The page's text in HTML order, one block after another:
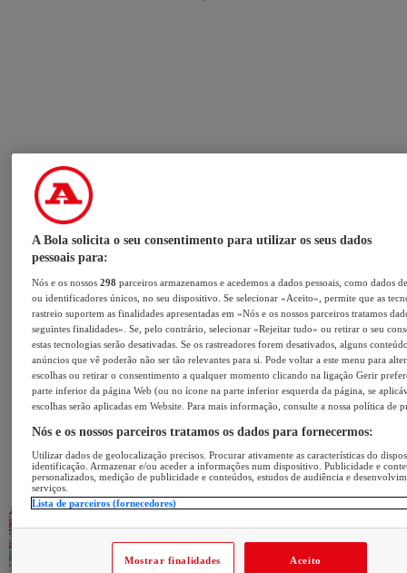
A Bola solicita o seu consentimento para utilizar os seus dados
pessoais para:
Nós e os nossos298 parceiros armazenamos e acedemos a dados pessoais, como dados
ou identificadores únicos, no seu dispositivo. Se selecionar «Aceito», permite que as
rastreio suportem as finalidades apresentadas em «Nós e os nossos parceiros tratamos
seguintes finalidades». Se, pelo contrário, selecionar «Rejeitar tudo» ou retirar o seu
estas tecnologias serão desativadas. Se os rastreadores forem desativados, alguns
anúncios que vê poderão não ser tão relevantes para si. Pode voltar a este menu para
escolhas ou retirar o consentimento a qualquer momento clicando na ligação Gerir
parte inferior da página Web (ou no ícone na parte inferior esquerda da página, se
escolhas serão aplicadas em Website. Para mais informação, consulte a nossa política de
Nós e os nossos parceiros tratamos os dados para fornecermos:
Utilizar dados de geolocalização precisos. Procurar ativamente as características do
identificação. Armazenar e/ou aceder a informações num dispositivo. Publicidade e
personalizados, medição de publicidade e conteúdos, estudos de audiência e
serviços.
Lista de parceiros (fornecedores)
Mostrar finalidades Aceito